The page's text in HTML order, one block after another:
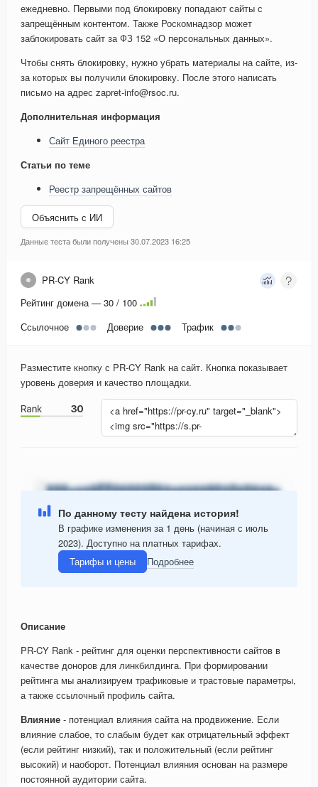
ежедневно. Первыми под блокировку попадают сайты с
запрещённым контентом. Также Роскомнадзор может
заблокировать сайт за ФЗ 152 «О персональных данных».
Чтобы снять блокировку, нужно убрать материалы на сайте, из-
за которых вы получили блокировку. После этого написать
письмо на адрес zapret-info@rsoc.ru.
Дополнительная информация
Сайт Единого реестра
Статьи по теме
Реестр запрещённых сайтов
Объяснить с ИИ
Данные теста были получены 30.07.2023 16:25
PR-CY Rank
Рейтинг домена — 30 / 100
Ссылочное
Доверие Трафик
Разместите кнопку с PR-CY Rank на сайт. Кнопка показывает
уровень доверия и качество площадки.
По данному тесту найдена история!
В графике изменения за 1 день (начиная с июль
2023). Доступно на платных тарифах.
Тарифы и цены
Подробнее
Описание
PR-CY Rank - рейтинг для оценки перспективности сайтов в
качестве доноров для линкбилдинга. При формировании
рейтинга мы анализируем трафиковые и трастовые параметры,
а также ссылочный профиль сайта.
Влияние - потенциал влияния сайта на продвижение. Если
влияние слабое, то слабым будет как отрицательный эффект
(если рейтинг низкий), так и положительный (если рейтинг
высокий) и наоборот. Потенциал влияния основан на размере
постоянной аудитории сайта.